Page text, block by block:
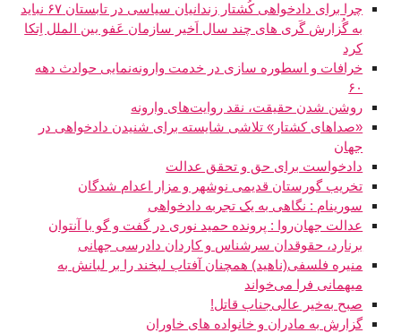
چرا برای دادخواهی کُشتار زندانیان سیاسی در تابستان ۶۷ نباید
به گُزارش گَری های چند سال اَخیر سازمان عَفو بین الملل اِتکا
کرد
خرافات و اسطوره سازی در خدمت وارونه‌نمایی حوادث دهه
۶۰
روشن شدن حقیقت، نقد روایت‌های وارونه
«صداهای کشتار» تلاشی شایسته برای شنیدن دادخواهی در
جهان
دادخواست برای حق و تحقق عدالت
تخریب گورستان قدیمی نوشهر و مزار اعدام شدگان
سورینام : نگاهی به یک تجربه دادخواهی
عدالت جهان‌روا : پرونده حمید نوری در گفت و گو با آنتوان
برنارد، حقوقدان سرشناس و کاردان دادرسی جهانی
منیره فلسفی(ناهید) همچنان آفتاب لبخند را بر لبانش به
میهمانی فرا می‌خواند
صبح به‌خیر عالی‌جناب قاتل!
گزارش به مادران و خانواده های خاوران